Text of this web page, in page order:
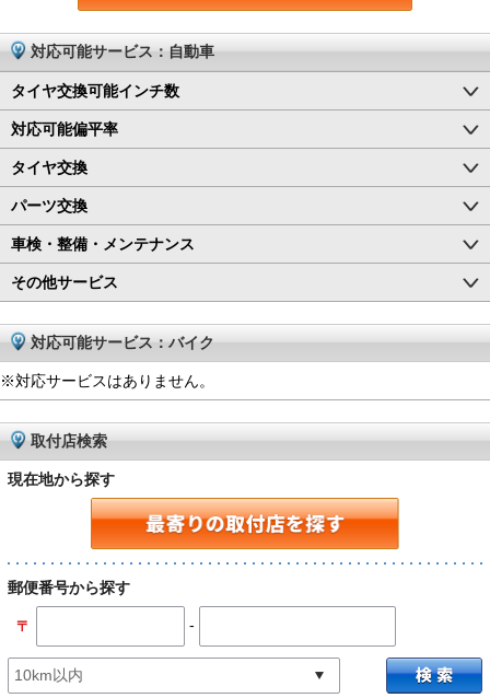
対応可能サービス：自動車
タイヤ交換可能インチ数
対応可能偏平率
タイヤ交換
パーツ交換
車検・整備・メンテナンス
その他サービス
対応可能サービス：バイク
※対応サービスはありません。
取付店検索
現在地から探す
郵便番号から探す
〒 -